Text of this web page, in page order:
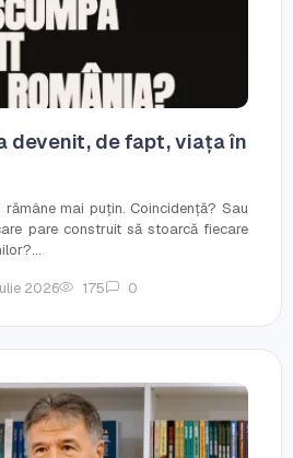
devenit, de fapt, viața în
mai puțin. Coincidență? Sau
pare construit să stoarcă fiecare
2026 175 0